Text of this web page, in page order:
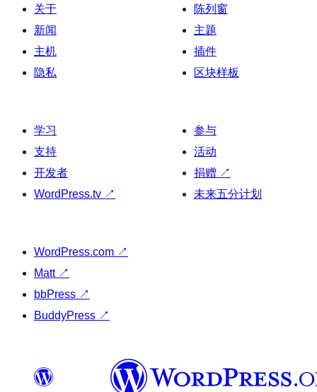
关于
新闻
主机
隐私
陈列窗
主题
插件
区块样板
学习
支持
开发者
WordPress.tv ↗
参与
活动
捐赠 ↗
未来五分计划
WordPress.com ↗
Matt ↗
bbPress ↗
BuddyPress ↗